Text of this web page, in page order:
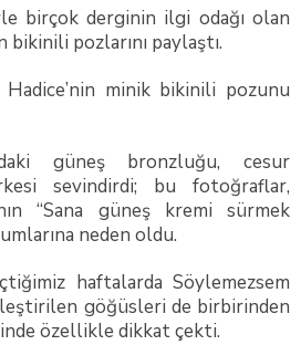
birçok derginin ilgi odağı olan
bikinili pozlarını paylaştı.
Hadice’nin minik bikinili pozunu
güneş bronzluğu, cesur
sevindirdi; bu fotoğraflar,
“Sana güneş kremi sürmek
neden oldu.
haftalarda Söylemezsem
göğüsleri de birbirinden
özellikle dikkat çekti.